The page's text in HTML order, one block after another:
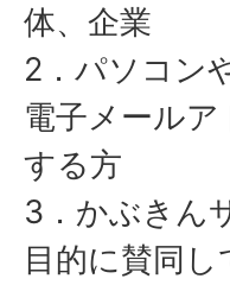
体、企業
2．パソコン
電子メール
する方
3．かぶきん
目的に賛同